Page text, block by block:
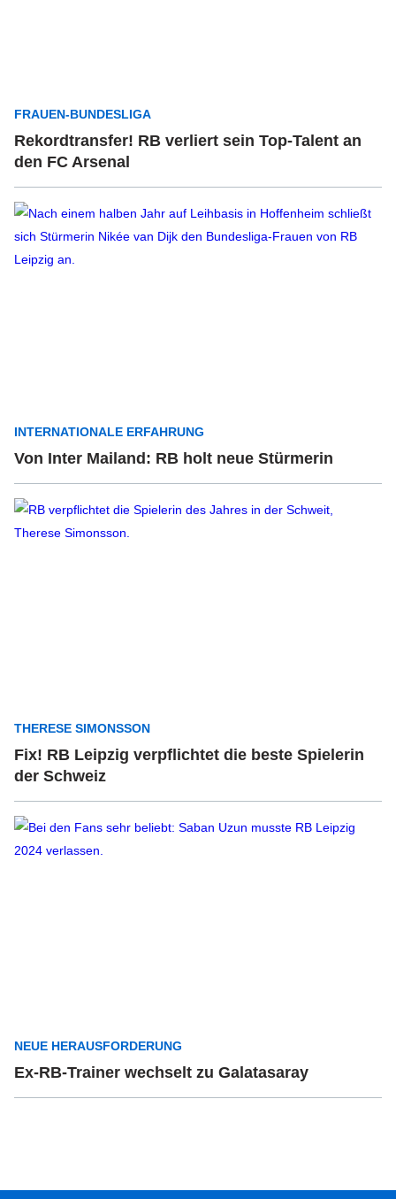
FRAUEN-BUNDESLIGA
Rekordtransfer! RB verliert sein Top-Talent an
den FC Arsenal
INTERNATIONALE ERFAHRUNG
Von Inter Mailand: RB holt neue Stürmerin
THERESE SIMONSSON
Fix! RB Leipzig verpflichtet die beste Spielerin
der Schweiz
NEUE HERAUSFORDERUNG
Ex-RB-Trainer wechselt zu Galatasaray